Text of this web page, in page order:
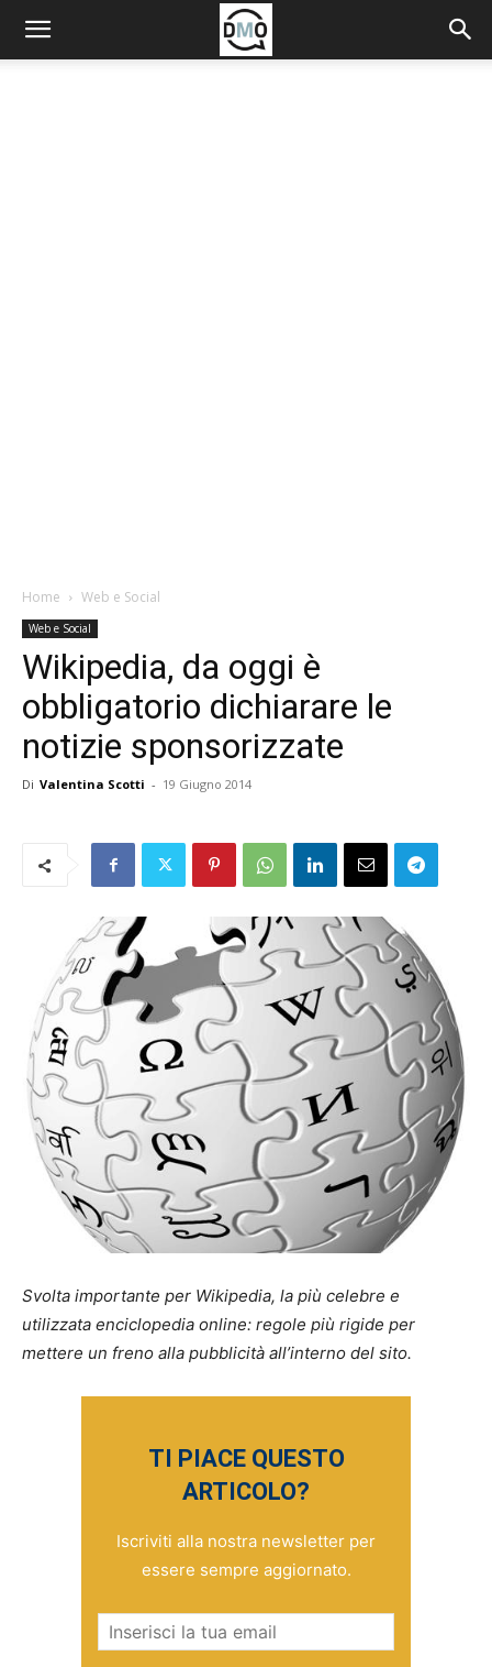
Home Web e Social
Web e Social
Wikipedia, da oggi è
obbligatorio dichiarare le
notizie sponsorizzate
Di Valentina Scotti - 19 Giugno 2014
Svolta importante per Wikipedia, la più celebre e
utilizzata enciclopedia online: regole più rigide per
mettere un freno alla pubblicità all’interno del sito.
TI PIACE QUESTO
ARTICOLO?
Iscriviti alla nostra newsletter per
essere sempre aggiornato.